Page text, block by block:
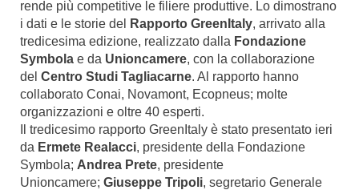
rende più competitive le filiere produttive. Lo dimostrano
i dati e le storie del
Rapporto GreenItaly, arrivato alla
tredicesima edizione, realizzato dalla Fondazione
Symbola e da Unioncamere, con la collaborazione
del Centro Studi Tagliacarne. Al rapporto hanno
collaborato Conai, Novamont, Ecopneus; molte
organizzazioni e oltre 40 esperti.
Il tredicesimo rapporto GreenItaly è stato presentato ieri
da Ermete Realacci, presidente della Fondazione
Symbola; Andrea Prete, presidente
Unioncamere; Giuseppe Tripoli, segretario Generale